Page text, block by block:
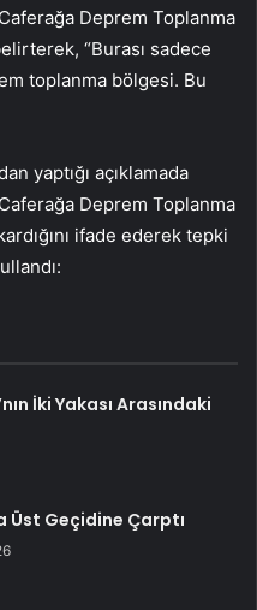
Deprem Toplanma
“Burası sadece
toplanma bölgesi. Bu
yaptığı açıklamada
Deprem Toplanma
ifade ederek tepki
İki Yakası Arasındaki
Üst Geçidine Çarptı